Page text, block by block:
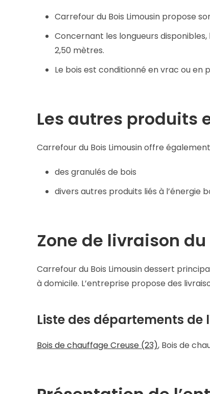
Carrefour du Bois Limousin propose
Concernant les longueurs
2,50 mètres.
Le bois est conditionné en vrac ou en
Les autres produits
Carrefour du Bois Limousin offre
des granulés de bois
divers autres produits liés à l’énergie
Zone de livraison
Carrefour du Bois Limousin dessert
à domicile. L’entreprise propose des
Liste des départements de
Bois de chauffage Creuse (23), Bois de